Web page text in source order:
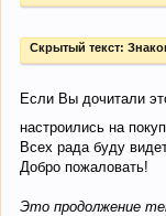
Скрытый текст:
Если Вы дочитали
настроились на
Всех рада буду
Добро пожаловать!
Это продолжение